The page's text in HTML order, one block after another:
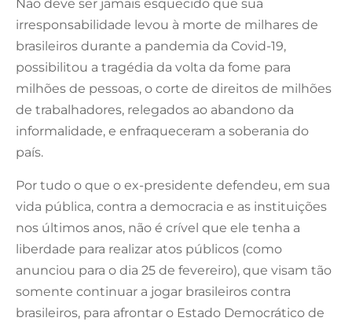
Não deve ser jamais esquecido que sua
irresponsabilidade levou à morte de milhares de
brasileiros durante a pandemia da Covid-19,
possibilitou a tragédia da volta da fome para
milhões de pessoas, o corte de direitos de milhões
de trabalhadores, relegados ao abandono da
informalidade, e enfraqueceram a soberania do
país.
Por tudo o que o ex-presidente defendeu, em sua
vida pública, contra a democracia e as instituições
nos últimos anos, não é crível que ele tenha a
liberdade para realizar atos públicos (como
anunciou para o dia 25 de fevereiro), que visam tão
somente continuar a jogar brasileiros contra
brasileiros, para afrontar o Estado Democrático de